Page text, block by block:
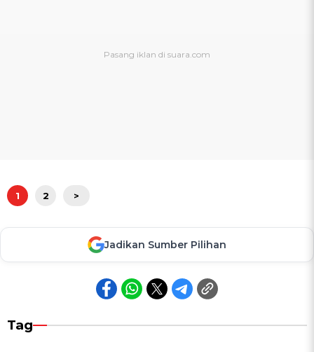
1 2 >
Jadikan Sumber Pilihan
Tag